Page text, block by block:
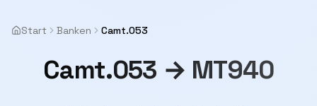
Start Banken Camt.053
Camt.053 → MT940